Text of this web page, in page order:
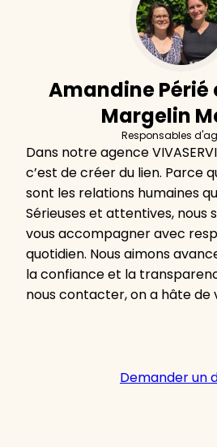
Amandine Périé
Margelin
Responsables
Dans notre agence
c’est de créer du lien. Parce
sont les relations humaines
Sérieuses et attentives, nous
vous accompagner avec
quotidien. Nous aimons
la confiance et la
nous contacter, on a hâte de
Demander un